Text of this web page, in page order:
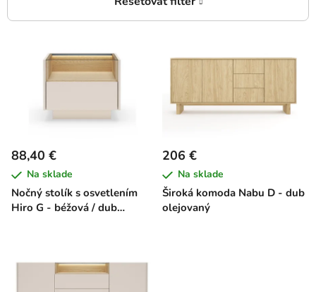
r
o
d
u
Nočný stolík s osvetlením
Hiro G - béžová / dub
88,40 €
Na sklade
Široká komoda Nabu D - dub
olejovaný
206 €
Na sklade